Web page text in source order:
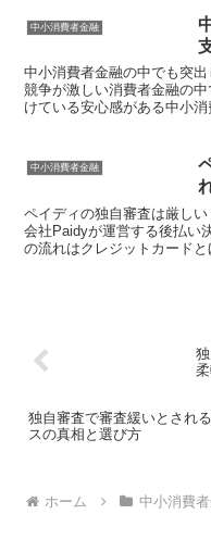
中小消費者金融
中小消費者金融の中でも突
競争が激しい消費者金融の
けている安心感がある中小
営が継続し続けられる理由
中小消費者金融
ペイディの独自審査は厳し
会社Paidyが運営する後払い
の流れはクレジットカード
独自審査で審査緩いとされ
スの真相と選び方
ホーム 中小消費